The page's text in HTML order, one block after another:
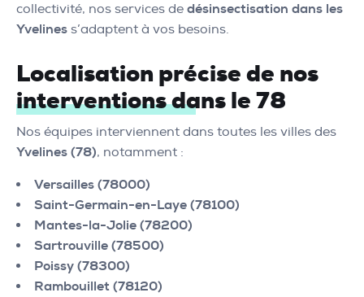
collectivité, nos services de désinsectisation dans les
Yvelines s’adaptent à vos besoins.
Localisation précise de nos
interventions dans le 78
Nos équipes interviennent dans toutes les villes des
Yvelines (78), notamment :
Versailles (78000)
Saint-Germain-en-Laye (78100)
Mantes-la-Jolie (78200)
Sartrouville (78500)
Poissy (78300)
Rambouillet (78120)